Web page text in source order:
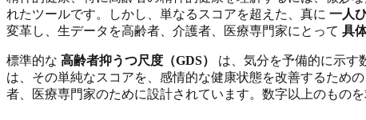
れたツールです。しかし、単なるスコアを超えた、真に 一人
変革し、生データを高齢者、介護者、医療専門家にとって 具
標準的な 高齢者抑うつ尺度（GDS）
は、気分を予備的に示す
は、その単純なスコアを、感情的な健康状態を改善するため
者、医療専門家のために設計されています。数字以上のもの